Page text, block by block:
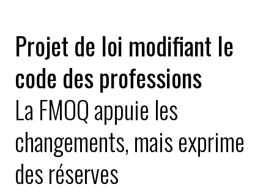
Projet de loi modifiant le
code des professions
La FMOQ appuie les
changements, mais exprime
des réserves